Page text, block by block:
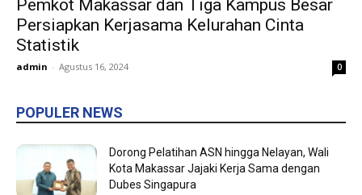
Pemkot Makassar dan Tiga Kampus Besar
Persiapkan Kerjasama Kelurahan Cinta
Statistik
admin - Agustus 16, 2024 0
POPULER NEWS
Dorong Pelatihan ASN hingga Nelayan, Wali
Kota Makassar Jajaki Kerja Sama dengan
Dubes Singapura